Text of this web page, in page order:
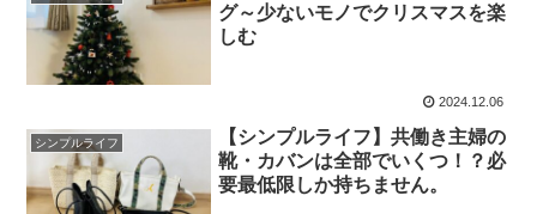
グ～少ないモノでクリスマスを楽
しむ
2024.12.06
シンプルライフ
【シンプルライフ】共働き主婦の
靴・カバンは全部でいくつ！？必
要最低限しか持ちません。